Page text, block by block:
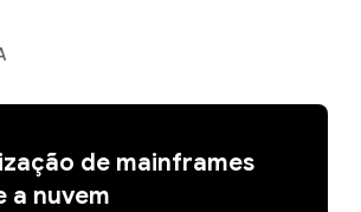
de mainframes
a nuvem